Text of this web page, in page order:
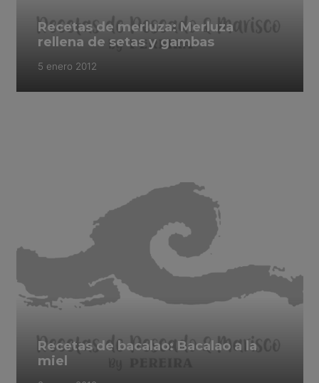
Recetas de merluza: Merluza
rellena de setas y gambas
5 enero 2012
Recetas de bacalao: Bacalao a la
miel